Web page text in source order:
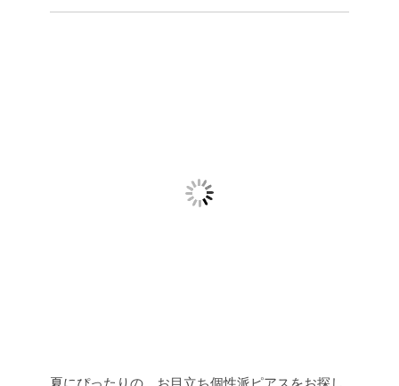
夏にぴったりの、お目立ち個性派ピアスをお探し